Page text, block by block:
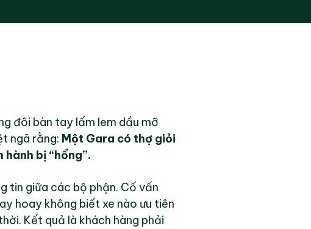
đôi bàn tay lấm lem dầu mỡ
ngã rằng: Một Gara có thợ giỏi
bị “hổng”.
tin giữa các bộ phận. Cố vấn
hoay không biết xe nào ưu tiên
Kết quả là khách hàng phải